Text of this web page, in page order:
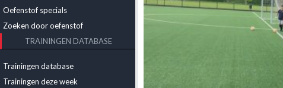
Oefenstof specials
Zoeken door oefenstof
TRAININGEN DATABASE
Trainingen database
Trainingen deze week